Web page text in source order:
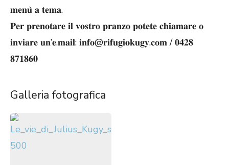
𝐦𝐞𝐧𝐮̀ 𝐚 𝐭𝐞𝐦𝐚.
𝐏𝐞𝐫 𝐩𝐫𝐞𝐧𝐨𝐭𝐚𝐫𝐞 𝐢𝐥 𝐯𝐨𝐬𝐭𝐫𝐨 𝐩𝐫𝐚𝐧𝐳𝐨 𝐩𝐨𝐭𝐞𝐭𝐞 𝐜𝐡𝐢𝐚𝐦𝐚𝐫𝐞 𝐨
𝐢𝐧𝐯𝐢𝐚𝐫𝐞 𝐮𝐧’𝐞.𝐦𝐚𝐢𝐥: 𝐢𝐧𝐟𝐨@𝐫𝐢𝐟𝐮𝐠𝐢𝐨𝐤𝐮𝐠𝐲.𝐜𝐨𝐦 / 𝟎𝟒𝟐𝟖
𝟖𝟕𝟏𝟖𝟔𝟎
Galleria fotografica